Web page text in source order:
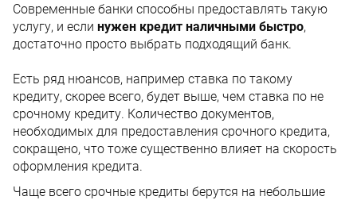
Современные банки способны предоставлять такую
услугу, и если нужен кредит наличными быстро,
достаточно просто выбрать подходящий банк.
Есть ряд нюансов, например ставка по такому
кредиту, скорее всего, будет выше, чем ставка по не
срочному кредиту. Количество документов,
необходимых для предоставления срочного кредита,
сокращено, что тоже существенно влияет на скорость
оформления кредита.
Чаще всего срочные кредиты берутся на небольшие